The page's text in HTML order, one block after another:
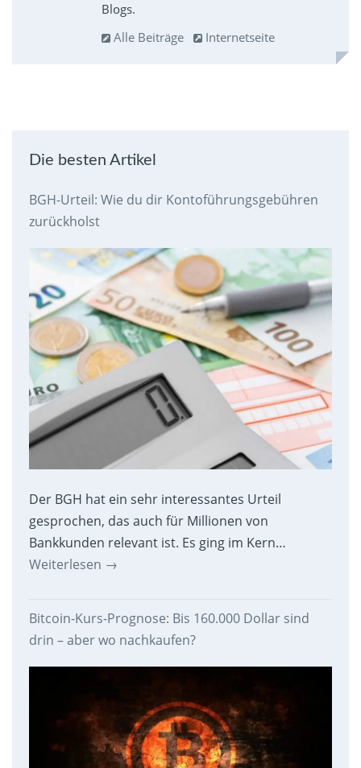
Blogs.
Alle Beiträge
Internetseite
Die besten Artikel
BGH-Urteil: Wie du dir Kontoführungsgebühren
zurückholst
Der BGH hat ein sehr interessantes Urteil
gesprochen, das auch für Millionen von
Bankkunden relevant ist. Es ging im Kern…
Weiterlesen →
Bitcoin-Kurs-Prognose: Bis 160.000 Dollar sind
drin – aber wo nachkaufen?